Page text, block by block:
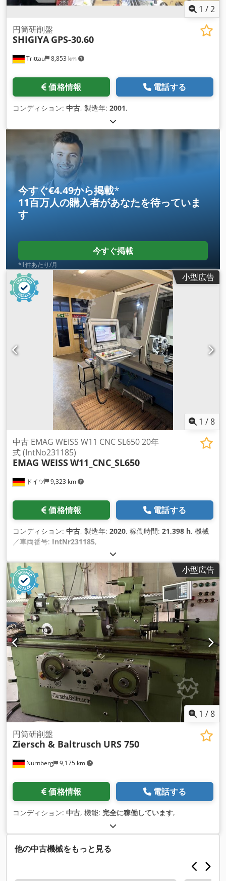
1 /2
Trittau 8,853 km
円筒研削盤
SHIGIYA GPS-30.60
価格情報 電話する
コンディション: 中古, 製造年: 2001,
今すぐ€4.49から掲載*
11百万人の購入者があなたを待っていま
す
今すぐ掲載
*1件あたり/月
小型広告
1 /8
ドイツ 9,323 km
中古 EMAG WEISS W11 CNC SL650 20年
式 (IntNo231185)
EMAG WEISSW11_CNC_SL650
価格情報 電話する
コンディション: 中古, 製造年: 2020, 稼働時間: 21,398 h, 機械
／車両番号: IntNr231185,
小型広告
1 /8
Nürnberg 9,175 km
円筒研削盤
Ziersch & Baltrusch URS 750
価格情報 電話する
コンディション: 中古, 機能: 完全に稼働しています,
他の中古機械をもっと見る